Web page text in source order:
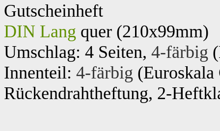
Gutscheinheft
DIN Lang quer (210x99mm)
Umschlag: 4 Seiten, 4-färbig
Innenteil: 4-färbig
Rückendrahtheftung, 2-